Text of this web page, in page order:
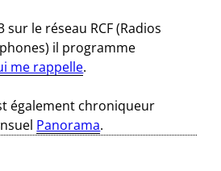
sur le réseau RCF (Radios
il programme
me rappelle.
également chroniqueur
Panorama.